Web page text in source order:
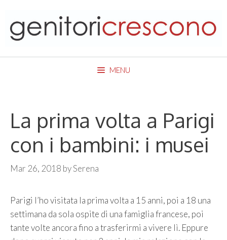
content
MENU
La prima volta a Parigi
con i bambini: i musei
Mar 26, 2018 bySerena
Parigi l’ho visitata la prima volta a 15 anni, poi a 18 una
settimana da sola ospite di una famiglia francese, poi
tante volte ancora fino a trasferirmi a vivere lì. Eppure